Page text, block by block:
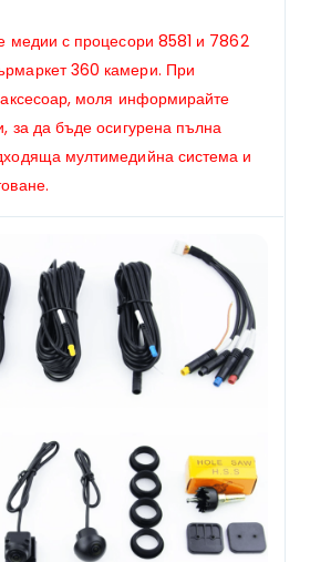
медии с процесори 8581 и 7862
360 камери. При
аксесоар, моля информирайте
за да бъде осигурена пълна
мултимедийна система и